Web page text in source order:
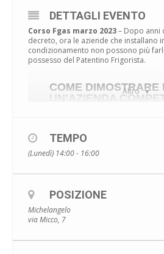
Altro
DETTAGLI EVENTO
Corso Fgas marzo 2023– Dopo anni
decreto, ora le aziende che installano
condizionamento non possono più
possesso del Patentino Frigorista.
COME DIMOSTRARE
UN’AZIENDA
obbligatorio essere certificati!
Il Regolamento che detta le modalità F
UE 2015/2067
a fine vita.
La certificazione delle competenze del
riconosciuta con il “Patentino del
imprese, con la “certificazione azienda”.
TEMPO
(Lunedì) 14:00 - 16:00
POSIZIONE
Michelangelo
via Micco, 7